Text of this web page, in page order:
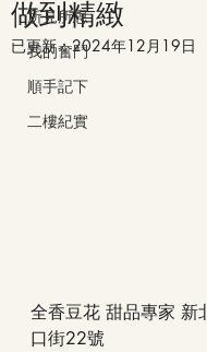
所見所思
我的奮鬥
順手記下
二樓紀實
做到精緻
已更新：2024年12月19日
全香豆花 甜品專家 新
口街22號